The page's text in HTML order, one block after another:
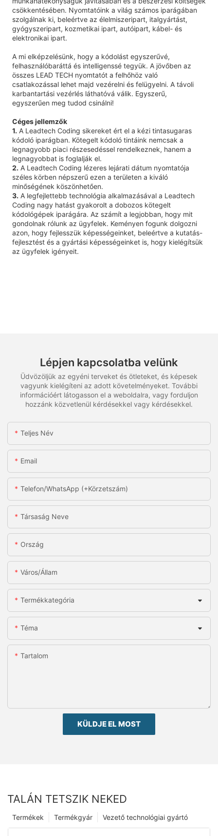
csökkentésében. Nyomtatóink a világ számos iparágában
szolgálnak ki, beleértve az élelmiszeripart, italgyártást,
gyógyszeripart, kozmetikai ipart, autóipart, kábel- és
elektronikai ipart.
A mi elképzelésünk, hogy a kódolást egyszerűvé,
felhasználóbaráttá és intelligenssé tegyük. A jövőben az
összes LEAD TECH nyomtatót a felhőhöz való
csatlakozással lehet majd vezérelni és felügyelni. A távoli
karbantartási vezérlés láthatóvá válik. Egyszerű,
egyszerűen meg tudod csinálni!
Céges jellemzők
1. A Leadtech Coding sikereket ért el a kézi tintasugaras
kódoló iparágban. Kötegelt kódoló tintáink nemcsak a
legnagyobb piaci részesedéssel rendelkeznek, hanem a
legnagyobbat is foglalják el.
2. A Leadtech Coding lézeres lejárati dátum nyomtatója
széles körben népszerű ezen a területen a kiváló
minőségének köszönhetően.
3. A legfejlettebb technológia alkalmazásával a Leadtech
Coding nagy hatást gyakorolt ​​a dobozos kötegelt
kódológépek iparágára. Az számít a legjobban, hogy mit
gondolnak rólunk az ügyfelek. Keményen fogunk dolgozni
azon, hogy fejlesszük képességeinket, beleértve a kutatás-
fejlesztést és a gyártási képességeinket is, hogy kielégítsük
az ügyfelek igényeit.
Lépjen kapcsolatba velünk
Üdvözöljük az egyéni terveket és ötleteket, és képesek
vagyunk kielégíteni az adott követelményeket. További
információért látogasson el a weboldalra, vagy forduljon
hozzánk közvetlenül kérdésekkel vagy kérdésekkel.
Teljes Név
Email
Telefon/WhatsApp (+körzetszám)
Társaság Neve
Ország
Város/állam
Termékkategória
Téma
Tartalom
KÜLDJE EL MOST
TALÁN TETSZIK NEKED
Vezető technológiai gyártó
Termékgyár
Termékek